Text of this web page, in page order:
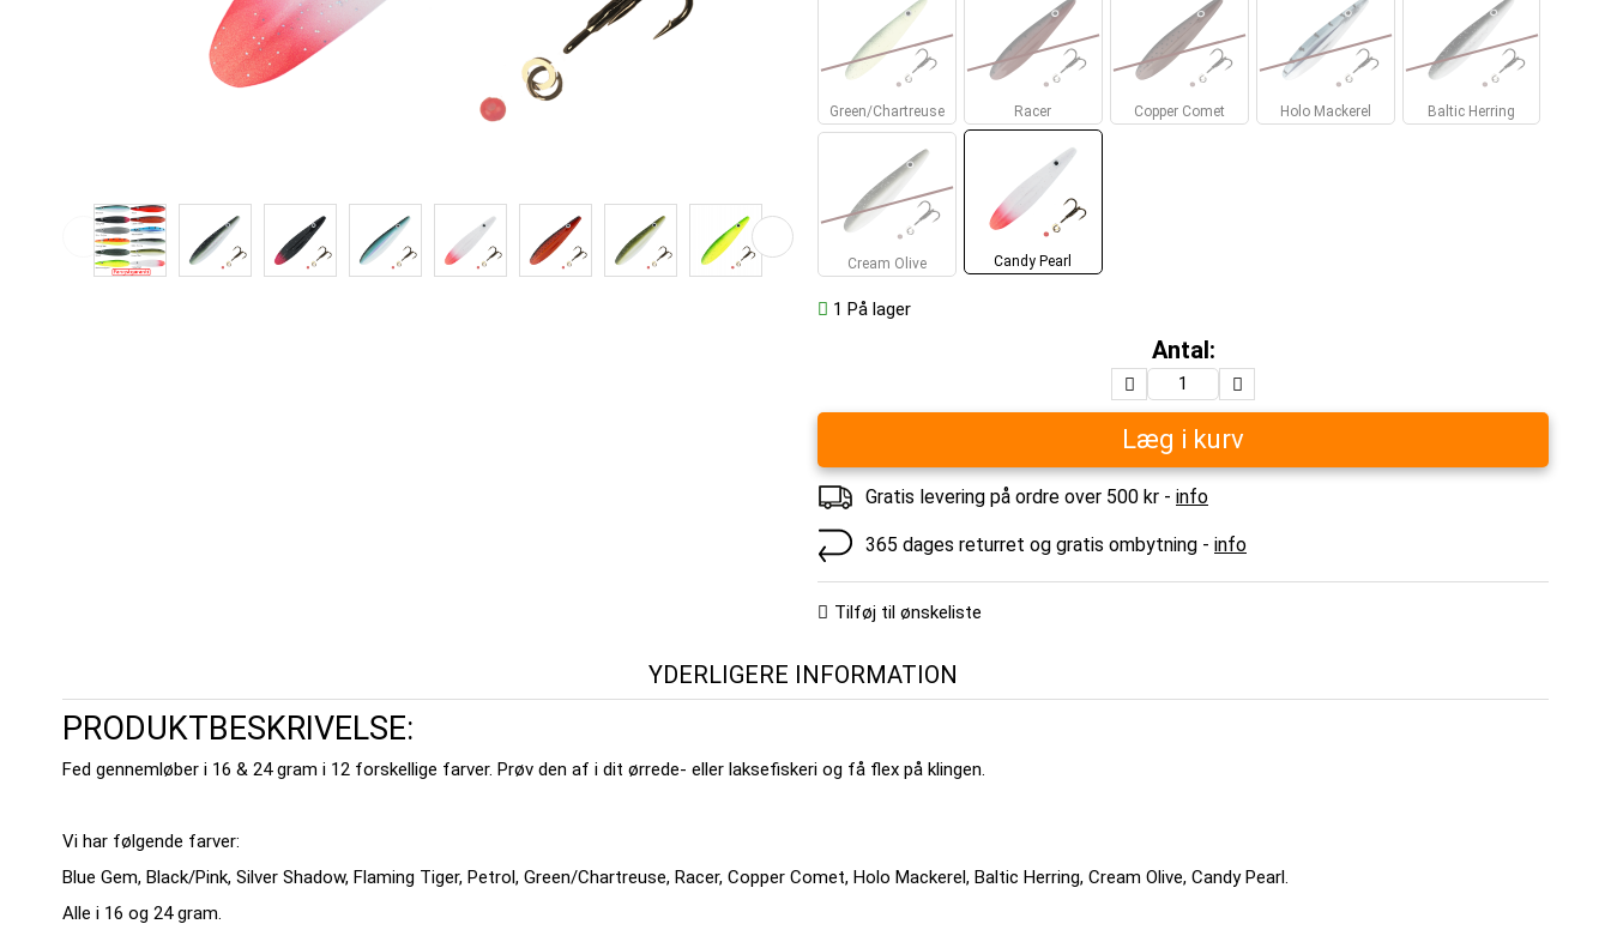
Green/Chartreuse Racer Copper Comet Holo Mackerel Baltic Herring
Cream Olive Candy Pearl
1 På lager
Antal:
Læg i kurv
Gratis levering på ordre over 500 kr - info
365 dages returret og gratis ombytning - info
Tilføj til ønskeliste
YDERLIGERE INFORMATION
PRODUKTBESKRIVELSE:
Fed gennemløber i 16 & 24 gram i 12 forskellige farver. Prøv den af i dit ørrede- eller laksefiskeri og få flex på klingen.
Vi har følgende farver:
Blue Gem, Black/Pink, Silver Shadow, Flaming Tiger, Petrol, Green/Chartreuse, Racer, Copper Comet, Holo Mackerel, Baltic Herring, Cream Olive, Candy Pearl.
Alle i 16 og 24 gram.